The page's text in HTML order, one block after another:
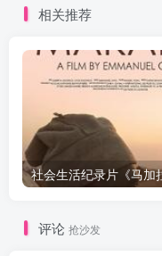
相关推荐
评论 抢沙发